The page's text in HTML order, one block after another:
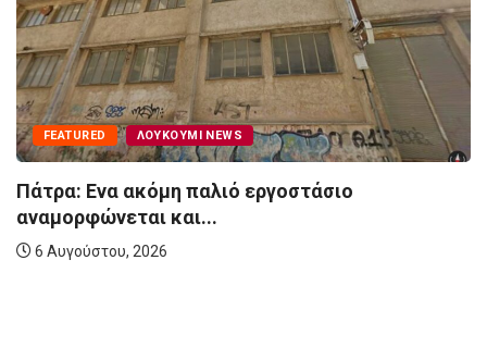
FEATURED ΛΟΥΚΟΎΜΙ NEWS
Πάτρα: Ενα ακόμη παλιό εργοστάσιο
αναμορφώνεται και...
6 Αυγούστου, 2026